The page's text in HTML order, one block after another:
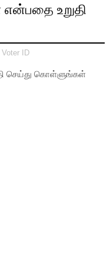
உறுதி
Voter ID
செய்து கொள்ளுங்கள்